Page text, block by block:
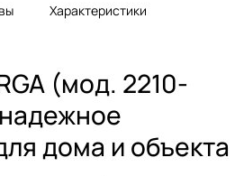
Характеристики
(мод. 2210-
дома и объекта